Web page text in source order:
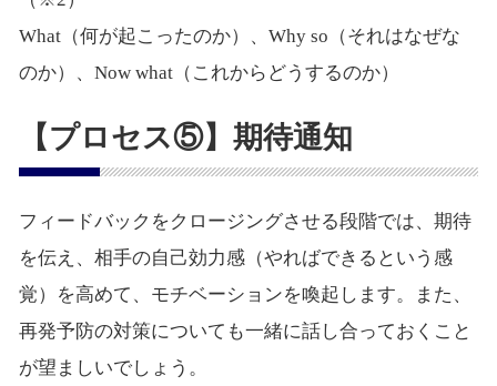
What（何が起こったのか）、Why so（それはなぜな
のか）、Now what（これからどうするのか）
【プロセス⑤】期待通知
フィードバックをクロージングさせる段階では、期待
を伝え、相手の自己効力感（やればできるという感
覚）を高めて、モチベーションを喚起します。また、
再発予防の対策についても一緒に話し合っておくこと
が望ましいでしょう。